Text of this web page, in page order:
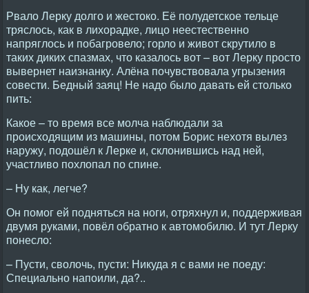
Рвало Лерку долго и жестоко. Её полудетское тельце
тряслось, как в лихорадке, лицо неестественно
напряглось и побагровело; горло и живот скрутило в
таких диких спазмах, что казалось вот – вот Лерку просто
вывернет наизнанку. Алёна почувствовала угрызения
совести. Бедный заяц! Не надо было давать ей столько
пить:
Какое – то время все молча наблюдали за
происходящим из машины, потом Борис нехотя вылез
наружу, подошёл к Лерке и, склонившись над ней,
участливо похлопал по спине.
– Ну как, легче?
Он помог ей подняться на ноги, отряхнул и, поддерживая
двумя руками, повёл обратно к автомобилю. И тут Лерку
понесло:
– Пусти, сволочь, пусти: Никуда я с вами не поеду:
Специально напоили, да?..